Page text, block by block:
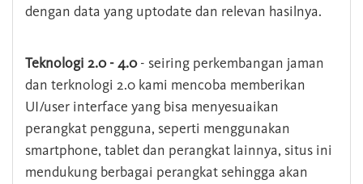
dengan data yang uptodate dan relevan hasilnya.
Teknologi 2.0 - 4.0- seiring perkembangan jaman
dan terknologi 2.0 kami mencoba memberikan
UI/user interface yang bisa menyesuaikan
perangkat pengguna, seperti menggunakan
smartphone, tablet dan perangkat lainnya, situs ini
mendukung berbagai perangkat sehingga akan